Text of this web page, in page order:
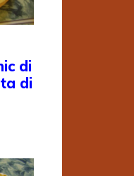
di
di